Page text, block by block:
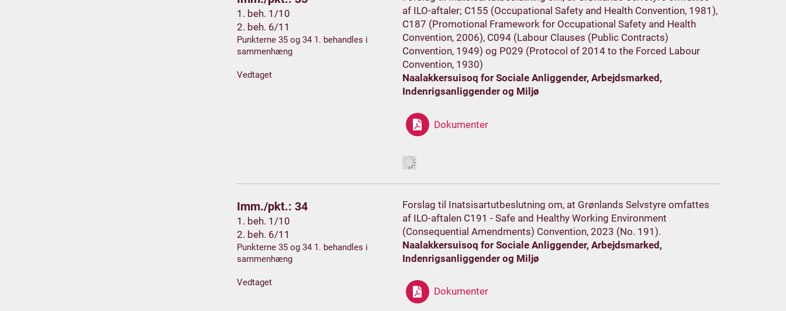
1. beh. 1/10
2. beh. 6/11
Punkterne 35 og 34 1. behandles i
sammenhæng
Vedtaget
af ILO-aftaler; C155 (Occupational Safety and Health Convention, 1981),
C187 (Promotional Framework for Occupational Safety and Health
Convention, 2006), C094 (Labour Clauses (Public Contracts)
Convention, 1949) og P029 (Protocol of 2014 to the Forced Labour
Convention, 1930)
Naalakkersuisoq for Sociale Anliggender, Arbejdsmarked,
Indenrigsanliggender og Miljø
Dokumenter
Imm./pkt.: 34
1. beh. 1/10
2. beh. 6/11
Punkterne 35 og 34 1. behandles i
sammenhæng
Vedtaget
Forslag til Inatsisartutbeslutning om, at Grønlands Selvstyre omfattes
af ILO-aftalen C191 - Safe and Healthy Working Environment
(Consequential Amendments) Convention, 2023 (No. 191).
Naalakkersuisoq for Sociale Anliggender, Arbejdsmarked,
Indenrigsanliggender og Miljø
Dokumenter